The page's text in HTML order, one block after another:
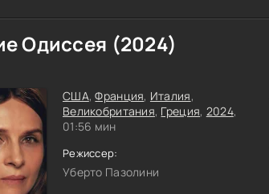
Одиссея (2024)
США,Франция, Италия,
Великобритания, Греция, 2024,
01:56 мин
Режиссер:
Уберто Пазолини